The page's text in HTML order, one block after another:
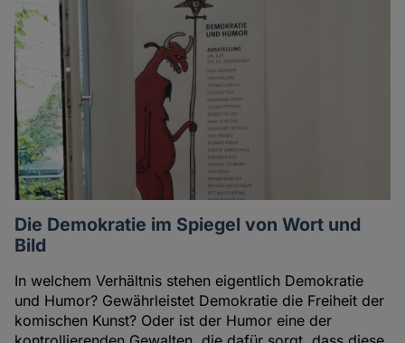
Die Demokratie im Spiegel von Wort und
Bild
In welchem Verhältnis stehen eigentlich Demokratie
und Humor? Gewährleistet Demokratie die Freiheit der
komischen Kunst? Oder ist der Humor eine der